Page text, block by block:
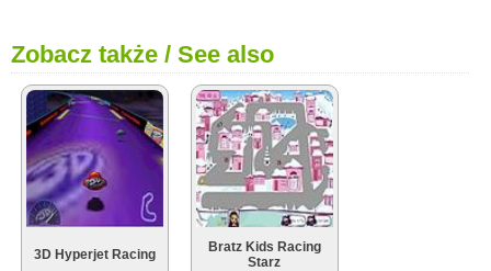
Zobacz także / See also
3D Hyperjet Racing
Bratz Kids Racing
Starz